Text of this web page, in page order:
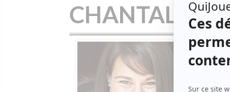
CHANTAL